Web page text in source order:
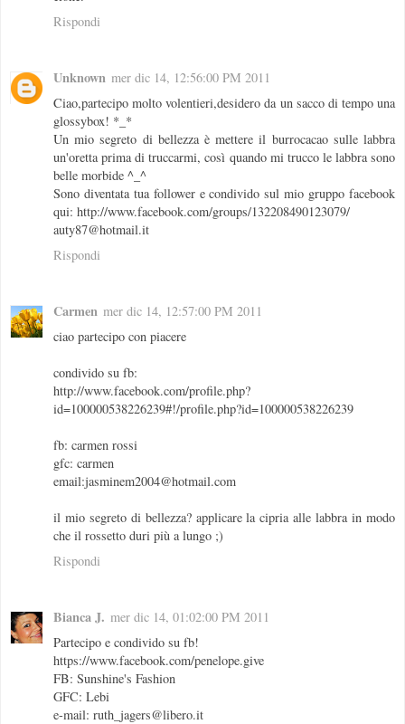
Rispondi
Unknown mer dic 14, 12:56:00 PM 2011
Ciao,partecipo molto volentieri,desidero da un sacco di tempo una
glossybox! *_*
Un mio segreto di bellezza è mettere il burrocacao sulle labbra
un'oretta prima di truccarmi, così quando mi trucco le labbra sono
belle morbide ^_^
Sono diventata tua follower e condivido sul mio gruppo facebook
qui: http://www.facebook.com/groups/132208490123079/
auty87@hotmail.it
Rispondi
Carmen mer dic 14, 12:57:00 PM 2011
ciao partecipo con piacere
condivido su fb:
http://www.facebook.com/profile.php?
id=100000538226239#!/profile.php?id=100000538226239
fb: carmen rossi
gfc: carmen
email:jasminem2004@hotmail.com
il mio segreto di bellezza? applicare la cipria alle labbra in modo
che il rossetto duri più a lungo ;)
Rispondi
Bianca J. mer dic 14, 01:02:00 PM 2011
Partecipo e condivido su fb!
https://www.facebook.com/penelope.give
FB: Sunshine's Fashion
GFC: Lebi
e-mail: ruth_jagers@libero.it